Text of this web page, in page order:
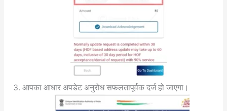
आपका आधार अपडेट अनुरोध सफलतापूर्वक दर्ज हो जाएगा।